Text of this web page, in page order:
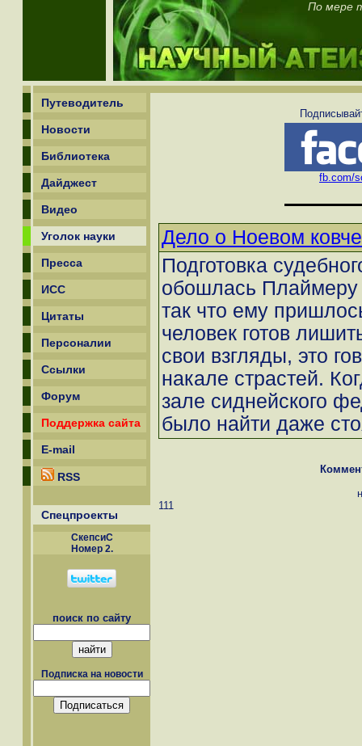
По мере
Путеводитель
Новости
Библиотека
Дайджест
Видео
Уголок науки
Пресса
ИСС
Цитаты
Персоналии
Ссылки
Форум
Поддержка сайта
E-mail
RSS
Спецпроекты
СкепсиС
Номер 2.
поиск по сайту
Подписка на новости
fb.com/
Дело о Ноевом
Подготовка
обошлась Плаймеру
так что ему
человек готов
свои взгляды, это
накале страстей.
зале сиднейского
было найти даже
111